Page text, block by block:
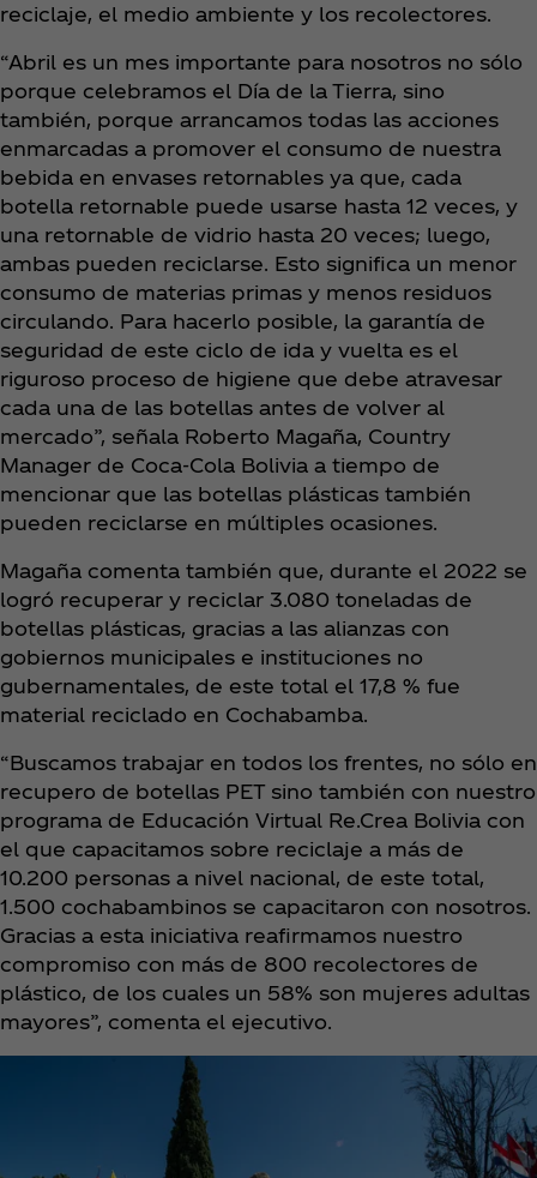
reciclaje, el medio ambiente y los recolectores.
“Abril es un mes importante para nosotros no sólo
porque celebramos el Día de la Tierra, sino
también, porque arrancamos todas las acciones
enmarcadas a promover el consumo de nuestra
bebida en envases retornables ya que, cada
botella retornable puede usarse hasta 12 veces, y
una retornable de vidrio hasta 20 veces; luego,
ambas pueden reciclarse. Esto significa un menor
consumo de materias primas y menos residuos
circulando. Para hacerlo posible, la garantía de
seguridad de este ciclo de ida y vuelta es el
riguroso proceso de higiene que debe atravesar
cada una de las botellas antes de volver al
mercado”, señala Roberto Magaña, Country
Manager de Coca‑Cola Bolivia a tiempo de
mencionar que las botellas plásticas también
pueden reciclarse en múltiples ocasiones.
Magaña comenta también que, durante el 2022 se
logró recuperar y reciclar 3.080 toneladas de
botellas plásticas, gracias a las alianzas con
gobiernos municipales e instituciones no
gubernamentales, de este total el 17,8 % fue
material reciclado en Cochabamba.
“Buscamos trabajar en todos los frentes, no sólo en
recupero de botellas PET sino también con nuestro
programa de Educación Virtual Re.Crea Bolivia con
el que capacitamos sobre reciclaje a más de
10.200 personas a nivel nacional, de este total,
1.500 cochabambinos se capacitaron con nosotros.
Gracias a esta iniciativa reafirmamos nuestro
compromiso con más de 800 recolectores de
plástico, de los cuales un 58% son mujeres adultas
mayores”, comenta el ejecutivo.